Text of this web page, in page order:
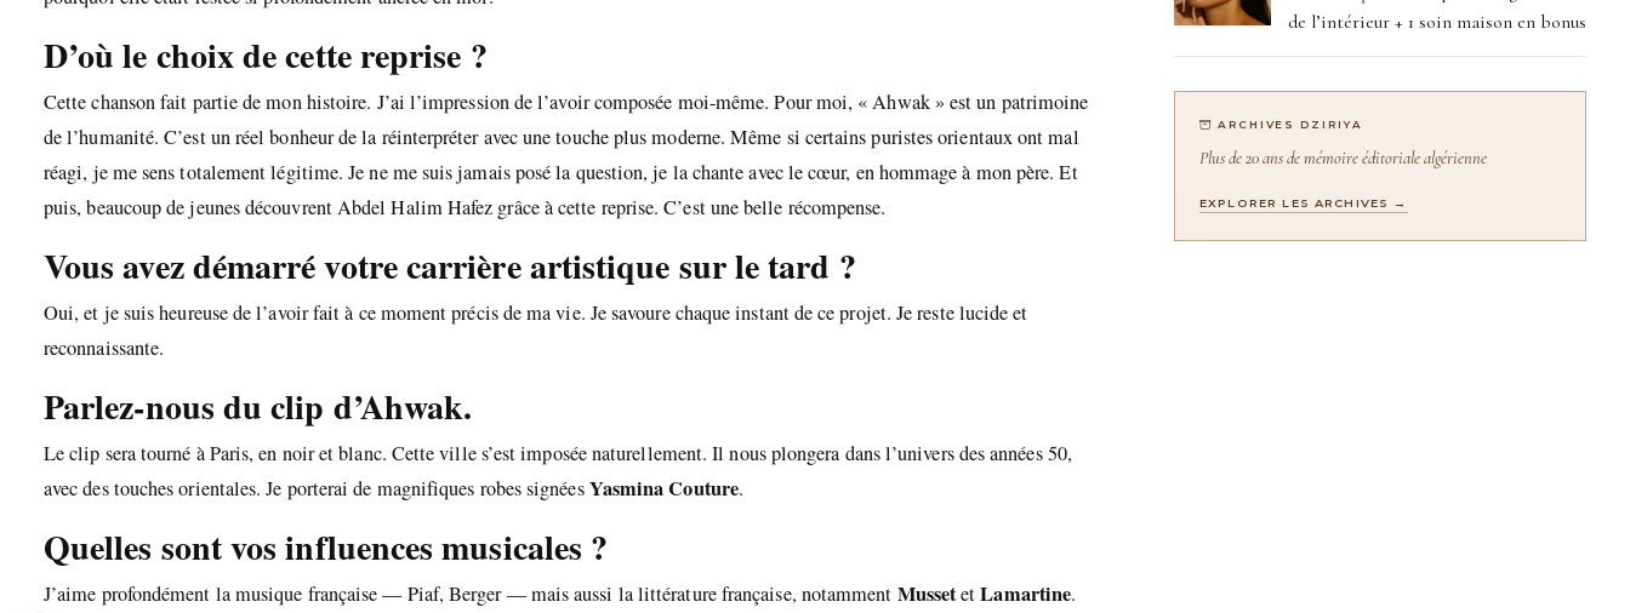
D’où le choix de cette reprise ?
Cette chanson fait partie de mon histoire. J’ai l’impression de l’avoir composée moi-même. Pour moi, « Ahwak » est un patrimoine
de l’humanité. C’est un réel bonheur de la réinterpréter avec une touche plus moderne. Même si certains puristes orientaux ont mal
réagi, je me sens totalement légitime. Je ne me suis jamais posé la question, je la chante avec le cœur, en hommage à mon père. Et
puis, beaucoup de jeunes découvrent Abdel Halim Hafez grâce à cette reprise. C’est une belle récompense.
Vous avez démarré votre carrière artistique sur le tard ?
Oui, et je suis heureuse de l’avoir fait à ce moment précis de ma vie. Je savoure chaque instant de ce projet. Je reste lucide et
reconnaissante.
Parlez-nous du clip d’Ahwak.
Le clip sera tourné à Paris, en noir et blanc. Cette ville s’est imposée naturellement. Il nous plongera dans l’univers des années 50,
avec des touches orientales. Je porterai de magnifiques robes signéesYasmina Couture.
Quelles sont vos influences musicales ?
J’aime profondément la musique française — Piaf, Berger — mais aussi la littérature française, notamment MussetetLamartine.
de l’intérieur + 1 soin maison en bonus
ARCHIVES DZIRIYA
Plus de 20 ans de mémoire éditoriale algérienne
EXPLORER LES ARCHIVES →